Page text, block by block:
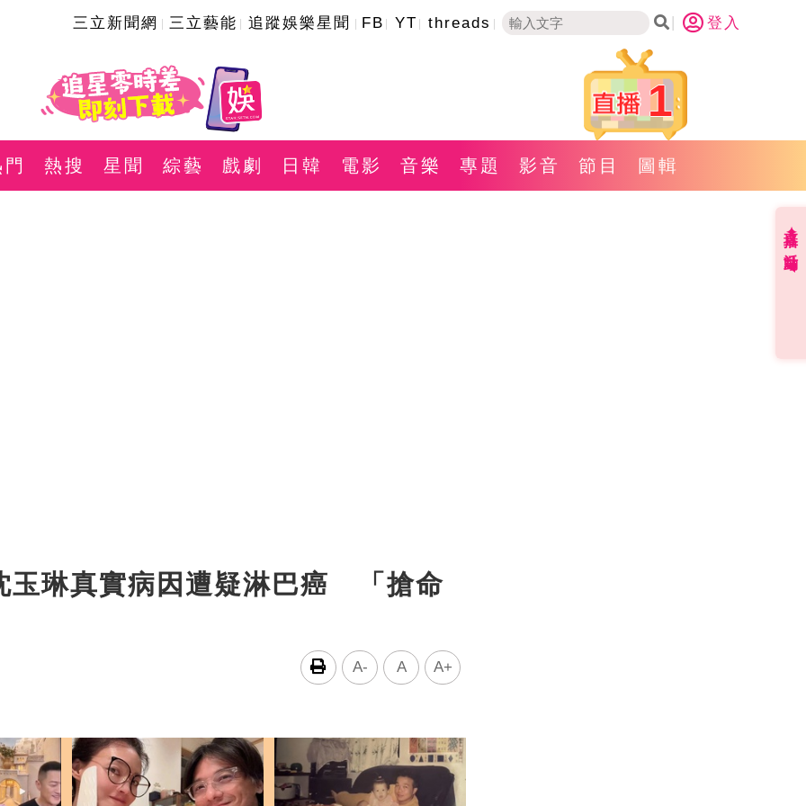
三立新聞網 三立藝能 追蹤娛樂星聞 FB YT threads 登入
1
熱搜 星聞 綜藝 戲劇 日韓 電影 音樂 專題 影音 節目 圖輯
玉琳真實病因遭疑淋巴癌 「搶命
A- A A+
直播✦活動